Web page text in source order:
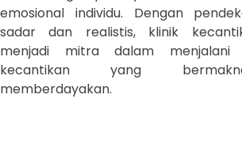
emosional individu. Dengan
sadar dan realistis, klinik
menjadi mitra dalam menjalani
kecantikan yang
memberdayakan.